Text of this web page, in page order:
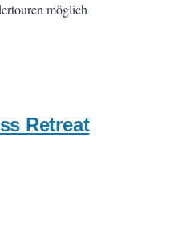
möglich
Retreat